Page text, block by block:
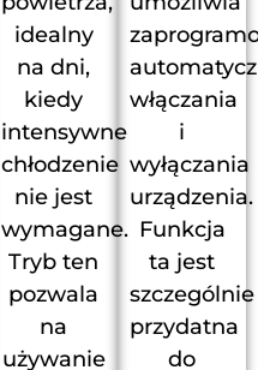
idealny
na dni,
kiedy
intensywne
chłodzenie
nie jest
wymagane.
Tryb ten
pozwala
na
używanie
włączania
i
wyłączania
urządzenia.
Funkcja
ta jest
szczególnie
przydatna
do